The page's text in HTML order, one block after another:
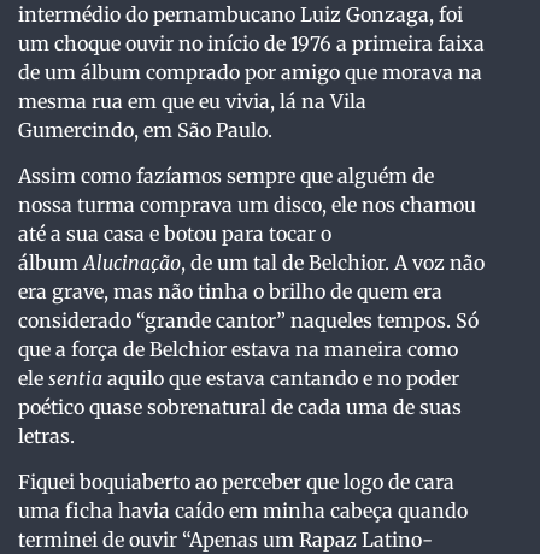
intermédio do pernambucano Luiz Gonzaga, foi
um choque ouvir no início de 1976 a primeira faixa
de um álbum comprado por amigo que morava na
mesma rua em que eu vivia, lá na Vila
Gumercindo, em São Paulo.
Assim como fazíamos sempre que alguém de
nossa turma comprava um disco, ele nos chamou
até a sua casa e botou para tocar o
álbumAlucinação, de um tal de Belchior. A voz não
era grave, mas não tinha o brilho de quem era
considerado “grande cantor” naqueles tempos. Só
que a força de Belchior estava na maneira como
ele sentia aquilo que estava cantando e no poder
poético quase sobrenatural de cada uma de suas
letras.
Fiquei boquiaberto ao perceber que logo de cara
uma ficha havia caído em minha cabeça quando
terminei de ouvir “Apenas um Rapaz Latino-